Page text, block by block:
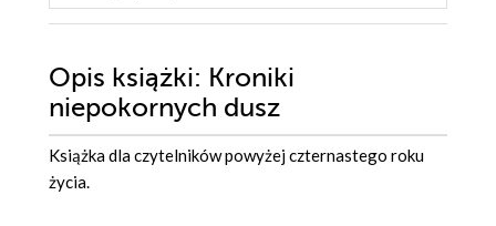
Opis książki: Kroniki
niepokornych dusz
Książka dla czytelników powyżej czternastego roku
życia.